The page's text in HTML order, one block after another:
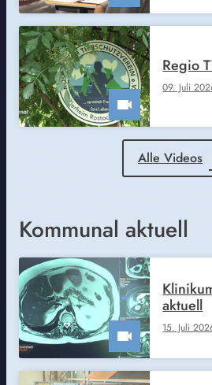
09. Juli
Regio
Alle Videos
Kommunal aktuell
15. Juli
aktuell